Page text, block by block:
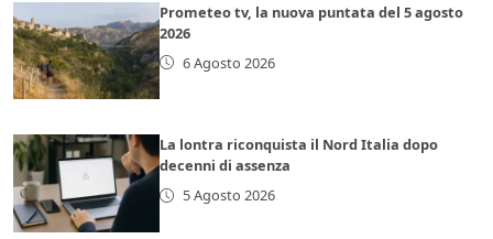
Prometeo tv, la nuova puntata del 5 agosto
2026
6 Agosto 2026
La lontra riconquista il Nord Italia dopo
decenni di assenza
5 Agosto 2026